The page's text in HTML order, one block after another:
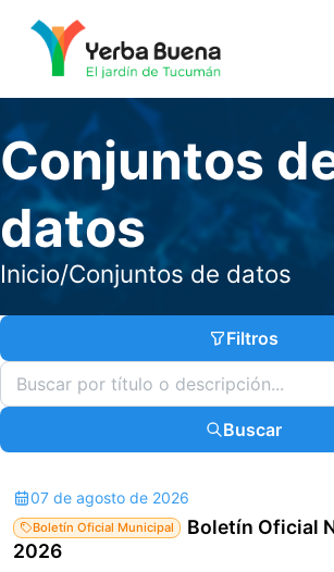
Conjuntos
datos
Inicio/Conjuntos de datos
Filtros
Buscar
07 de agosto de 2026
Boletín Oficial Municipal
Boletín Oficial
2026